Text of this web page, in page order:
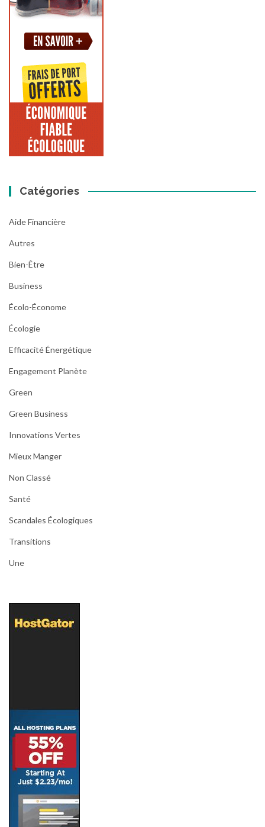
Catégories
Aide Financière
Autres
Bien-Être
Business
Écolo-Économe
Écologie
Efficacité Énergétique
Engagement Planète
Green
Green Business
Innovations Vertes
Mieux Manger
Non Classé
Santé
Scandales Écologiques
Transitions
Une